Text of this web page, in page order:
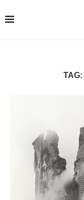
TAG: